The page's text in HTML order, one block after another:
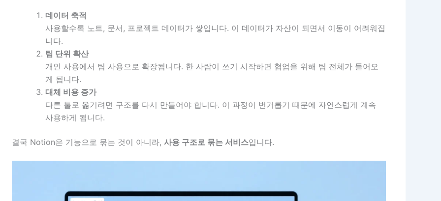
데이터 축적
사용할수록 노트, 문서, 프로젝트 데이터가 쌓입니다. 이 데이터가 자산이 되면서 이동이 어려워집
니다.
팀 단위 확산
개인 사용에서 팀 사용으로 확장됩니다. 한 사람이 쓰기 시작하면 협업을 위해 팀 전체가 들어오
게 됩니다.
대체 비용 증가
다른 툴로 옮기려면 구조를 다시 만들어야 합니다. 이 과정이 번거롭기 때문에 자연스럽게 계속
사용하게 됩니다.
결국 Notion은 기능으로 묶는 것이 아니라, 사용 구조로 묶는 서비스입니다.